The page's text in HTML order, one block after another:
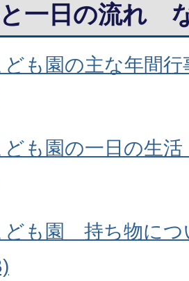
一日の流れ
ども園の主な年間
ども園の一日の生
ども園 持ち物につ